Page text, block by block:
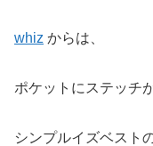
whiz からは、
ポケットにステッチ
シンプルイズベスト